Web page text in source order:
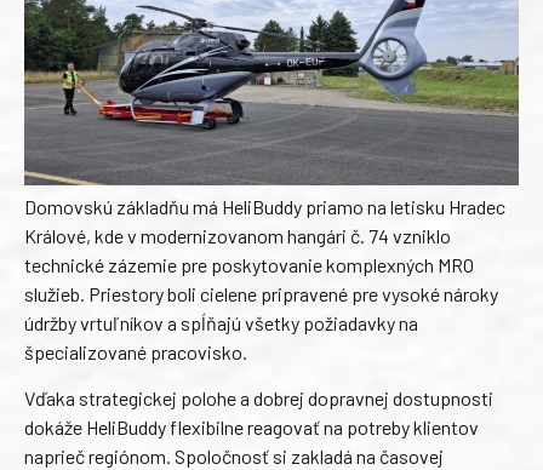
Domovskú základňu má HeliBuddy priamo na letisku Hradec
Králové, kde v modernizovanom hangári č. 74 vzniklo
technické zázemie pre poskytovanie komplexných MRO
služieb. Priestory boli cielene pripravené pre vysoké nároky
údržby vrtuľníkov a spĺňajú všetky požiadavky na
špecializované pracovisko.
Vďaka strategickej polohe a dobrej dopravnej dostupnosti
dokáže HeliBuddy flexibilne reagovať na potreby klientov
naprieč regiónom. Spoločnosť si zakladá na časovej